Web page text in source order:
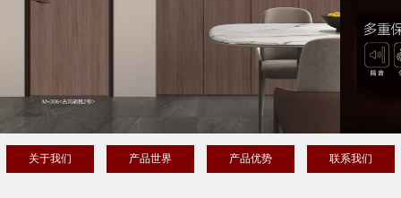
关于我们 产品世界 产品优势 联系我们